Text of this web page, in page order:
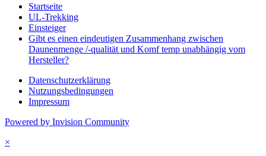
Startseite
UL-Trekking
Einsteiger
Gibt es einen eindeutigen Zusammenhang zwischen
Daunenmenge /-qualität und Komf temp unabhängig vom
Hersteller?
Datenschutzerklärung
Nutzungsbedingungen
Impressum
Powered by Invision Community
×